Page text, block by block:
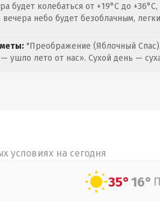
будет колебаться от +19°C до
вечера небо будет безоблачным,
"Преображение (Яблочный
ушло лето от нас». Сухой день —
условиях на сегодня
35°16°